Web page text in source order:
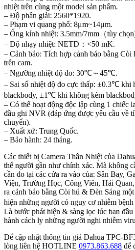
nhiệt trên cùng một model sản phẩm.
– Độ phân giải: 2560*1920.
– Phạm vi quang phổ: 8μm~14μm.
– Ống kính nhiệt: 3.5mm/7mm（tùy
– Độ nhạy nhiệt: NETD：<50 mK.
– Cảnh báo: Tích hợp cảnh báo bằng
trên cam.
– Ngưỡng nhiệt độ đo: 30℃～45℃.
– Sai số nhiệt độ đo cực thấp: ±0.3℃ khi
blackbody, ±1℃ khi không kèm
– Có thể hoạt động độc lập cùng 1 chiếc
đầu ghi NVR (đáp ứng được yêu cầu về
chuyển).
– Xuất xứ: Trung Quốc.
– Bảo hành: 24 tháng.
Các thiết bị Camera Thân Nhiệt của
thể người gần như chính xác. Mà không
cần đo tại các cửa ra vào của: Sân Bay,
Viện, Trường Học, Công Viên, Hải
ra cảnh báo bằng Còi hú & Đèn Sáng
hiện những người có nguy cơ nhiễm
Là bước phát hiện & sàng lọc lúc ban đầu
hành cách ly những người nghi nhiễm
Để cập nhật thông tin giá Dahua TPC-
lòng liên hệ HOTLINE 0973.863.688 để